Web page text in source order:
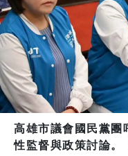
高雄市議會國民黨團
性監督與政策討論。